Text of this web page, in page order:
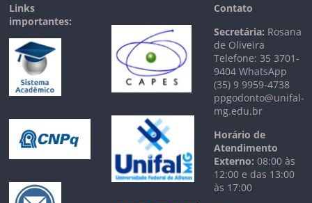
Links
importantes:
Contato
Secretária: Rosana
de Oliveira
Telefone: 35 3701-
9404 WhatsApp
(35) 9 9959-4738
ppgodonto@unifal-
mg.edu.br
Horário de
Atendimento
Externo: 08:00 às
12:00 e das 13:00
às 17:00